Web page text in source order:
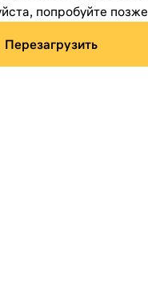
попробуйте позже
Перезагрузить